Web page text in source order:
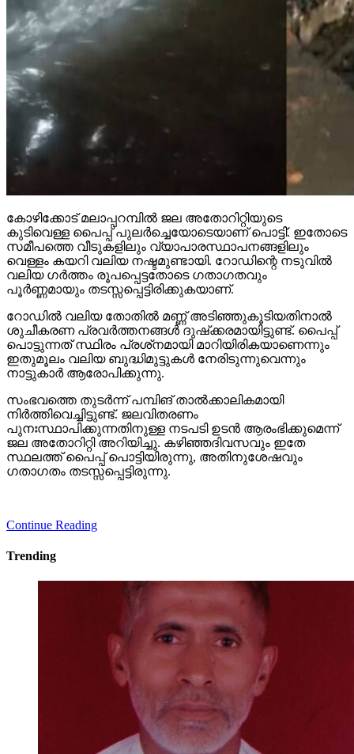
കോഴിക്കോട് മലാപ്പറമ്പില്‍ ജല അതോറിറ്റിയുടെ
കുടിവെള്ള പൈപ്പ് പുലര്‍ച്ചെയോടെയാണ് പൊട്ടി്. ഇതോടെ
സമീപത്തെ വീടുകളിലും വ്യാപാരസ്ഥാപനങ്ങളിലും
വെള്ളം കയറി വലിയ നഷ്ടമുണ്ടായി. റോഡിന്റെ നടുവില്‍
വലിയ ഗര്‍ത്തം രൂപപ്പെട്ടതോടെ ഗതാഗതവും
പൂര്‍ണ്ണമായും തടസ്സപ്പെട്ടിരിക്കുകയാണ്.
റോഡില്‍ വലിയ തോതില്‍ മണ്ണ് അടിഞ്ഞുകൂടിയതിനാല്‍
ശുചീകരണ പ്രവര്‍ത്തനങ്ങള്‍ ദുഷ്‌ക്കരമായിട്ടുണ്ട്. പൈപ്പ്
പൊട്ടുന്നത് സ്ഥിരം പ്രശ്‌നമായി മാറിയിരികയാണെന്നും
ഇതുമൂലം വലിയ ബുദ്ധിമുട്ടുകള്‍ നേരിടുന്നുവെന്നും
നാട്ടുകാര്‍ ആരോപിക്കുന്നു.
സംഭവത്തെ തുടര്‍ന്ന് പമ്പിങ് താല്‍ക്കാലികമായി
നിര്‍ത്തിവെച്ചിട്ടുണ്ട്. ജലവിതരണം
പുനഃസ്ഥാപിക്കുന്നതിനുള്ള നടപടി ഉടന്‍ ആരംഭിക്കുമെന്ന്
ജല അതോറിറ്റി അറിയിച്ചു. കഴിഞ്ഞദിവസവും ഇതേ
സ്ഥലത്ത് പൈപ്പ് പൊട്ടിയിരുന്നു, അതിനുശേഷവും
ഗതാഗതം തടസ്സപ്പെട്ടിരുന്നു.
Continue Reading
Trending